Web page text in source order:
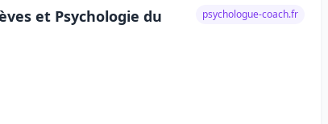
et Psychologie du
psychologue-coach.fr